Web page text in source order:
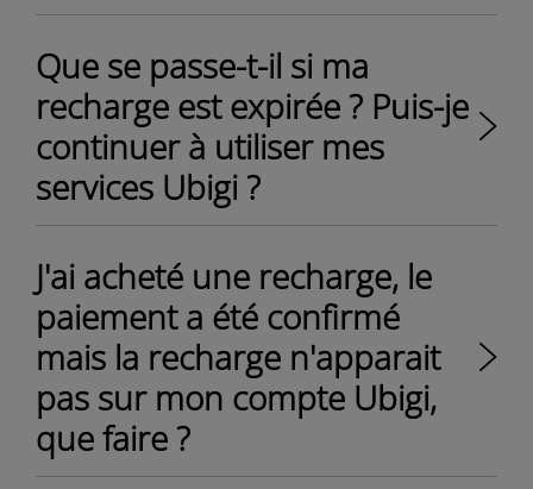
Que se passe-t-il si ma
recharge est expirée ? Puis-je
continuer à utiliser mes
services Ubigi ?
J'ai acheté une recharge, le
paiement a été confirmé
mais la recharge n'apparait
pas sur mon compte Ubigi,
que faire ?